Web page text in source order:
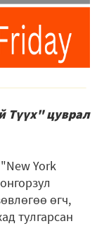
Түүх" цуврал
York
өгч,
тулгарсан